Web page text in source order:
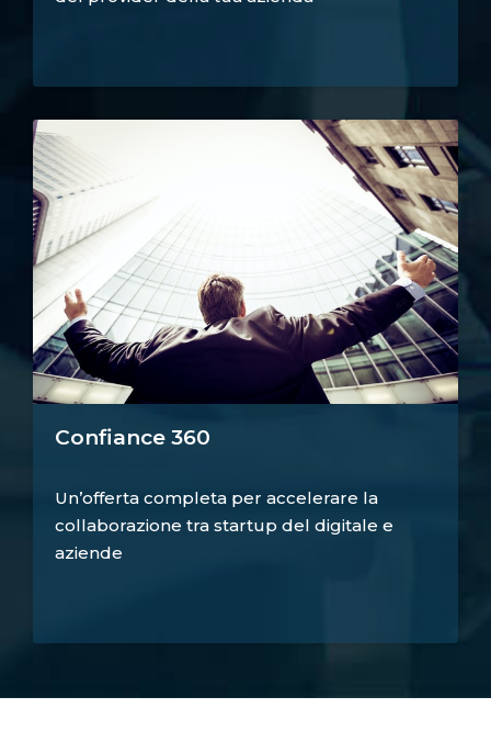
Confiance 360
Un’offerta completa per accelerare la
collaborazione tra startup del digitale e
aziende